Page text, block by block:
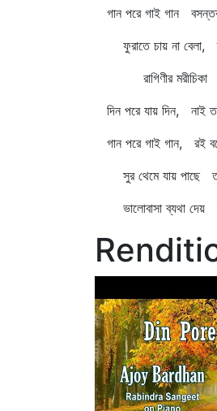
গান পরে গাই গান
ফুরাতে চায় না বেলা,
রাগিণীর মরীচিকা
দিন পরে যায় দিন, নাই
গান পরে গাই গান, রই
সুর থেমে যায় পাছে
ভালোবাসা ব্যথা দেয়